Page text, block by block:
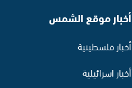
أخبار موقع الشمس
أخبار فلسطينية
أخبار اسرائيلية